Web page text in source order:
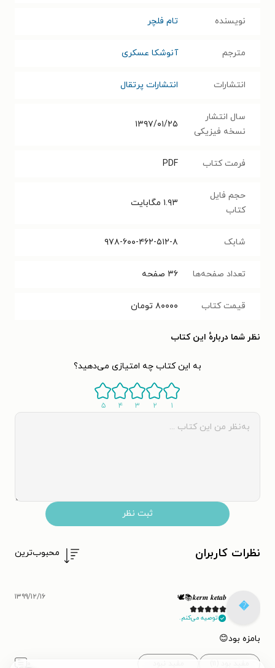
نویسنده تام فلچر
مترجم آنوشکا عسکری
انتشارات انتشارات پرتقال
سال انتشار
نسخه فیزیکی
۱۳۹۷/۰۱/۲۵
فرمت کتاب PDF
حجم فایل
کتاب
۱.۹۳ مگابایت
شابک ۹۷۸-۶۰۰-۴۶۲-۵۱۲-۸
تعداد صفحه‌ها ۳۶ صفحه
قیمت کتاب ۸۰۰۰۰ تومان
نظر شما دربارهٔ این کتاب
به این کتاب چه امتیازی می‌دهید؟
۱ ۲ ۳ ۴ ۵
ثبت نظر
نظرات کاربران محبوب‌ترین

𝒌𝒆𝒓𝒎 𝒌𝒆𝒕𝒂𝒃📚🕊️
توصیه می‌کنم.
۱۳۹۹/۱۲/۱۶
بامزه بود😊